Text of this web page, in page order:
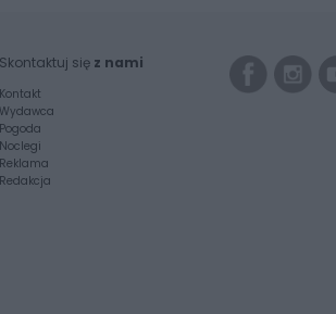
Skontaktuj się z nami
Kontakt
Wydawca
Pogoda
Noclegi
Reklama
Redakcja